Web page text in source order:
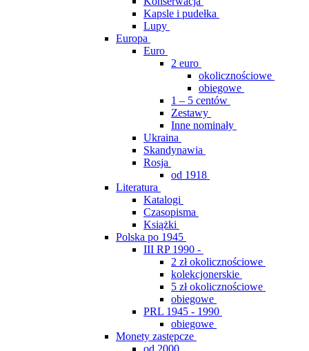
Kapsle i pudełka
Lupy
Europa
Euro
2 euro
okolicznościowe
obiegowe
1 – 5 centów
Zestawy
Inne nominały
Ukraina
Skandynawia
Rosja
od 1918
Literatura
Katalogi
Czasopisma
Książki
Polska po 1945
III RP 1990 -
2 zł okolicznościowe
kolekcjonerskie
5 zł okolicznościowe
obiegowe
PRL 1945 - 1990
obiegowe
Monety zastępcze
od 2000